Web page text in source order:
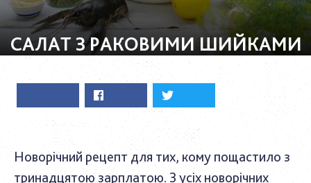
САЛАТ З РАКОВИМИ ШИЙКАМИ
Новорічний рецепт для тих, кому пощастило з
тринадцятою зарплатою. З усіх новорічних